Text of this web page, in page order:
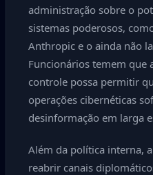
administração sobre o
sistemas poderosos,
Anthropic e o ainda não
Funcionários temem que
controle possa permitir
operações cibernéticas
desinformação em larga
Além da política interna,
reabrir canais